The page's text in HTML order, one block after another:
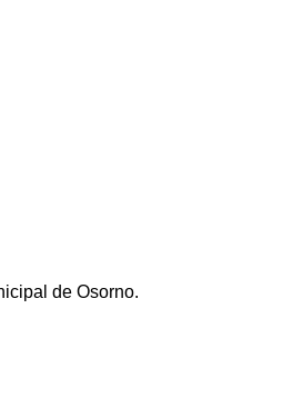
de Osorno.